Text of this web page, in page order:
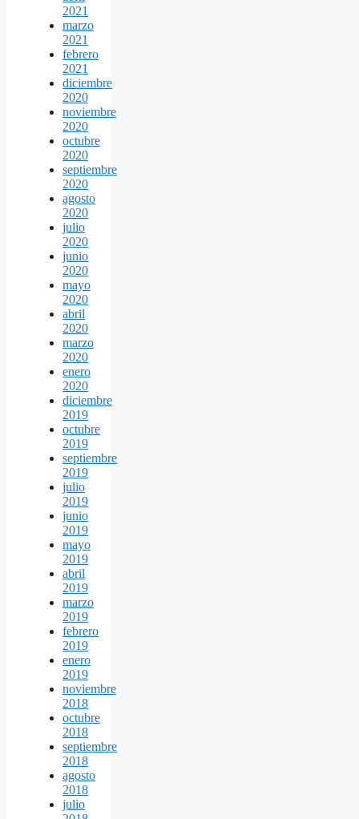
2021
marzo
2021
febrero
2021
diciembre
2020
noviembre
2020
octubre
2020
septiembre
2020
agosto
2020
julio
2020
junio
2020
mayo
2020
abril
2020
marzo
2020
enero
2020
diciembre
2019
octubre
2019
septiembre
2019
julio
2019
junio
2019
mayo
2019
abril
2019
marzo
2019
febrero
2019
enero
2019
noviembre
2018
octubre
2018
septiembre
2018
agosto
2018
julio